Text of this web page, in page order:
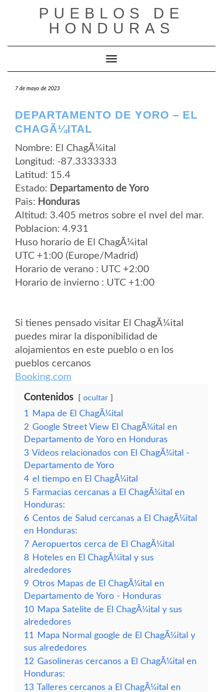
PUEBLOS DE
HONDURAS
Cambiar modo de navegación
7 de mayo de 2023
DEPARTAMENTO DE YORO – EL
CHAGÃ¼ITAL
Nombre: El ChagÃ¼ital
Longitud: -87.3333333
Latitud: 15.4
Estado: Departamento de Yoro
Pais: Honduras
Altitud: 3.405 metros sobre el nvel del mar.
Poblacion: 4.931
Huso horario de El ChagÃ¼ital
UTC +1:00 (Europe/Madrid)
Horario de verano : UTC +2:00
Horario de invierno : UTC +1:00
Si tienes pensado visitar El ChagÃ¼ital
puedes mirar la disponibilidad de
alojamientos en este pueblo o en los
pueblos cercanos
Booking.com
Contenidos ocultar
1
Mapa de El ChagÃ¼ital
2 Google Street View El ChagÃ¼ital en
Departamento de Yoro en Honduras
3 Vídeos relacionados con El ChagÃ¼ital -
Departamento de Yoro
4 el tiempo en El ChagÃ¼ital
5 Farmacias cercanas a El ChagÃ¼ital en
Honduras:
6 Centos de Salud cercanas a El ChagÃ¼ital
en Honduras:
7 Aeropuertos cerca de El ChagÃ¼ital
8 Hoteles en El ChagÃ¼ital y sus
alrededores
9 Otros Mapas de El ChagÃ¼ital en
Departamento de Yoro - Honduras
10 Mapa Satelite de El ChagÃ¼ital y sus
alrededores
11
Mapa Normal google de El ChagÃ¼ital y
sus alrededores
12 Gasolineras cercanos a El ChagÃ¼ital en
Honduras:
13 Talleres cercanos a El ChagÃ¼ital en